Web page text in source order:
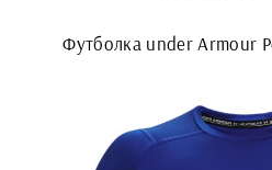
Футболка under Armour